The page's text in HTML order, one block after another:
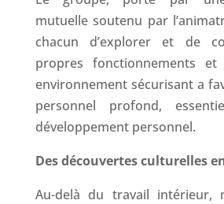
mutuelle soutenu par
chacun d’explorer et de
propres fonctionnements et
environnement sécurisant a
personnel profond,
développement personnel.
Des découvertes culturelles
Au-delà du travail intérieur,